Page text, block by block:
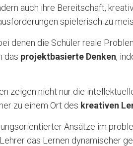
auch ihre Bereitschaft,
spielerisch zu
denen die Schüler reale
das projektbasierte Denken,
zeigen nicht nur die
zu einem Ort des kreativen
Ansätze im
das Lernen dynamischer